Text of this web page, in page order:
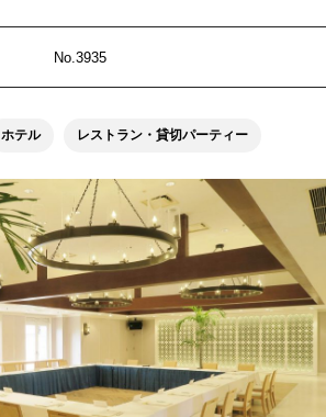
No.3935
ホテル レストラン・貸切パーティー